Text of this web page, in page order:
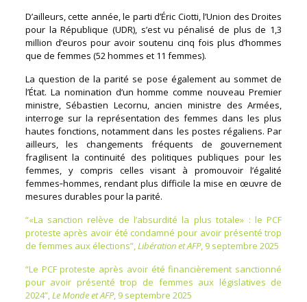
D’ailleurs, cette année, le parti d’Éric Ciotti, l’Union des Droites
pour la République (UDR), s’est vu pénalisé de plus de 1,3
million d’euros pour avoir soutenu cinq fois plus d’hommes
que de femmes (52 hommes et 11 femmes).
La question de la parité se pose également au sommet de
l’État. La nomination d’un homme comme nouveau Premier
ministre, Sébastien Lecornu, ancien ministre des Armées,
interroge sur la représentation des femmes dans les plus
hautes fonctions, notamment dans les postes régaliens. Par
ailleurs, les changements fréquents de gouvernement
fragilisent la continuité des politiques publiques pour les
femmes, y compris celles visant à promouvoir l’égalité
femmes‑hommes, rendant plus difficile la mise en œuvre de
mesures durables pour la parité.
“«La sanction relève de l’absurdité la plus totale» : le PCF
proteste après avoir été condamné pour avoir présenté trop
de femmes aux élections”,Libération et AFP, 9 septembre 2025
“Le PCF proteste après avoir été financièrement sanctionné
pour avoir présenté trop de femmes aux législatives de
2024”,Le Monde et AFP, 9 septembre 2025